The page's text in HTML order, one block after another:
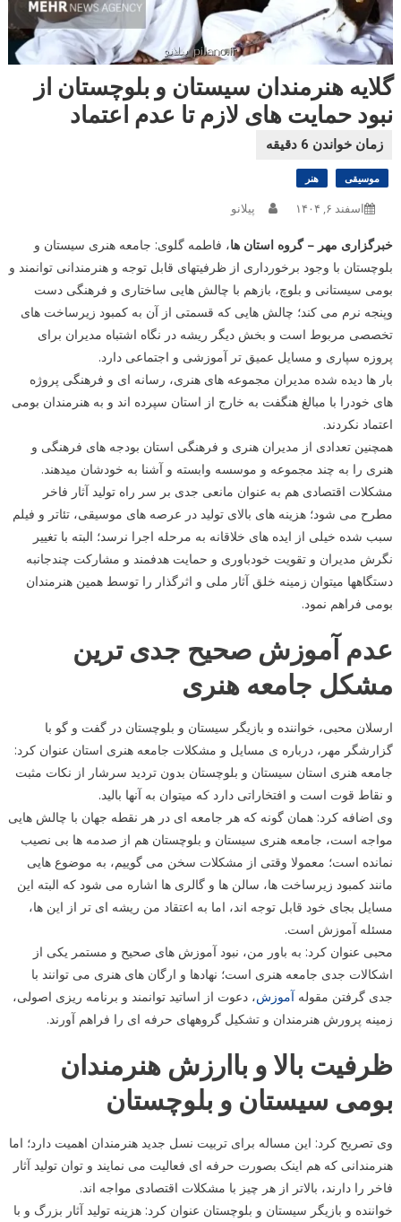
گلایه هنرمندان سیستان و بلوچستان از
نبود حمایت های لازم تا عدم اعتماد
موسیقی هنر
اسفند ۶, ۱۴۰۴ پیلانو
خبرگزاری مهر – گروه استان ها، فاطمه گلوی: جامعه هنری سیستان و
بلوچستان با وجود برخورداری از ظرفیتهای قابل توجه و هنرمندانی توانمند و
بومی سیستانی و بلوچ، بازهم با چالش هایی ساختاری و فرهنگی دست
وپنجه نرم می کند؛ چالش هایی که قسمتی از آن به کمبود زیرساخت های
تخصصی مربوط است و بخش دیگر ریشه در نگاه اشتباه مدیران برای
پروزه سپاری و مسایل عمیق تر آموزشی و اجتماعی دارد.
بار ها دیده شده مدیران مجموعه های هنری، رسانه ای و فرهنگی پروژه
های خودرا با مبالغ هنگفت به خارج از استان سپرده اند و به هنرمندان بومی
اعتماد نکردند.
همچنین تعدادی از مدیران هنری و فرهنگی استان بودجه های فرهنگی و
هنری را به چند مجموعه و موسسه وابسته و آشنا به خودشان میدهند.
مشکلات اقتصادی هم به عنوان مانعی جدی بر سر راه تولید آثار فاخر
مطرح می شود؛ هزینه های بالای تولید در عرصه های موسیقی، تئاتر و فیلم
سبب شده خیلی از ایده های خلاقانه به مرحله اجرا نرسد؛ البته با تغییر
نگرش مدیران و تقویت خودباوری و حمایت هدفمند و مشارکت چندجانبه
دستگاهها میتوان زمینه خلق آثار ملی و اثرگذار را توسط همین هنرمندان
بومی فراهم نمود.
عدم آموزش صحیح جدی ترین
مشکل جامعه هنری
ارسلان محبی، خواننده و بازیگر سیستان و بلوچستان در گفت و گو با
گزارشگر مهر، درباره ی مسایل و مشکلات جامعه هنری استان عنوان کرد:
جامعه هنری استان سیستان و بلوچستان بدون تردید سرشار از نکات مثبت
و نقاط قوت است و افتخاراتی دارد که میتوان به آنها بالید.
وی اضافه کرد: همان گونه که هر جامعه ای در هر نقطه جهان با چالش هایی
مواجه است، جامعه هنری سیستان و بلوچستان هم از صدمه ها بی نصیب
نمانده است؛ معمولا وقتی از مشکلات سخن می گوییم، به موضوع هایی
مانند کمبود زیرساخت ها، سالن ها و گالری ها اشاره می شود که البته این
مسایل بجای خود قابل توجه اند، اما به اعتقاد من ریشه ای تر از این ها،
مسئله آموزش است.
محبی عنوان کرد: به باور من، نبود آموزش های صحیح و مستمر یکی از
اشکالات جدی جامعه هنری است؛ نهادها و ارگان های هنری می توانند با
جدی گرفتن مقولهآموزش، دعوت از اساتید توانمند و برنامه ریزی اصولی،
زمینه پرورش هنرمندان و تشکیل گروههای حرفه ای را فراهم آورند.
ظرفیت بالا و باارزش هنرمندان
بومی سیستان و بلوچستان
وی تصریح کرد: این مساله برای تربیت نسل جدید هنرمندان اهمیت دارد؛ اما
هنرمندانی که هم اینک بصورت حرفه ای فعالیت می نمایند و توان تولید آثار
فاخر را دارند، بالاتر از هر چیز با مشکلات اقتصادی مواجه اند.
خواننده و بازیگر سیستان و بلوچستان عنوان کرد: هزینه تولید آثار بزرگ و با